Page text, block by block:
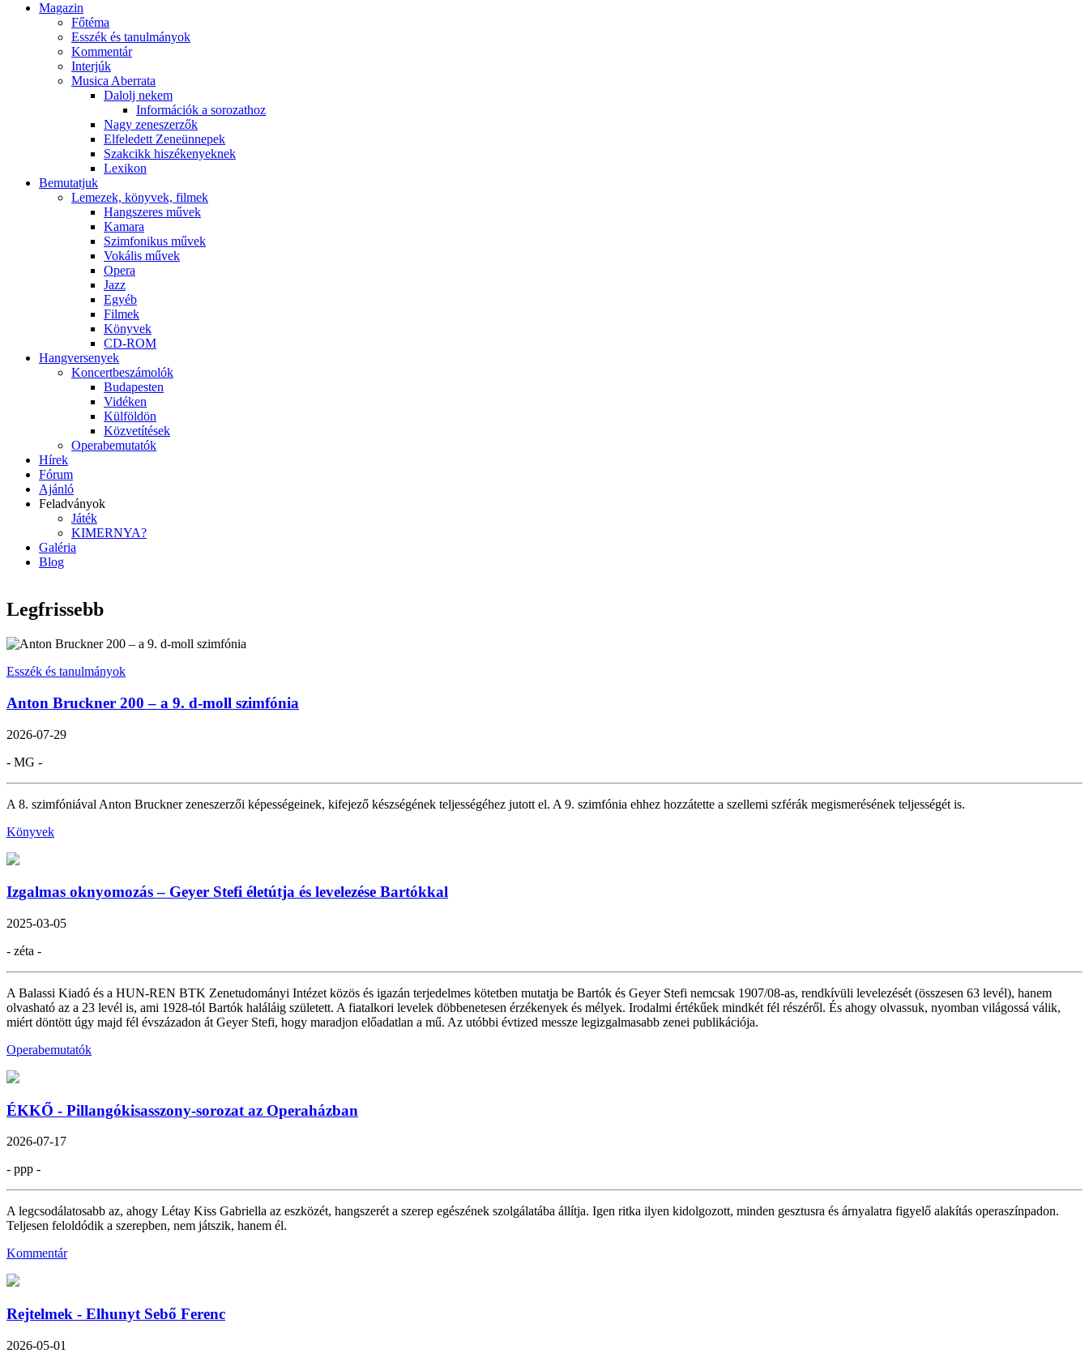
Magazin
Főtéma
Esszék és tanulmányok
Kommentár
Interjúk
Musica Aberrata
Dalolj nekem
Információk a sorozathoz
Nagy zeneszerzők
Elfeledett Zeneünnepek
Szakcikk hiszékenyeknek
Lexikon
Bemutatjuk
Lemezek, könyvek, filmek
Hangszeres művek
Kamara
Szimfonikus művek
Vokális művek
Opera
Jazz
Egyéb
Filmek
Könyvek
CD-ROM
Hangversenyek
Koncertbeszámolók
Budapesten
Vidéken
Külföldön
Közvetítések
Operabemutatók
Hírek
Fórum
Ajánló
Feladványok
Játék
KIMERNYA?
Galéria
Blog
Legfrissebb
Esszék és tanulmányok
Anton Bruckner 200 – a 9. d-moll szimfónia
2026-07-29
- MG -
A 8. szimfóniával Anton Bruckner zeneszerzői képességeinek, kifejező készségének teljességéhez jutott el. A 9. szimfónia ehhez hozzátette a szellemi szférák megismerésének teljességét is.
Könyvek
Izgalmas oknyomozás – Geyer Stefi életútja és levelezése Bartókkal
2025-03-05
- zéta -
A Balassi Kiadó és a HUN-REN BTK Zenetudományi Intézet közös és igazán terjedelmes kötetben mutatja be Bartók és Geyer Stefi nemcsak 1907/08-as, rendkívüli levelezését (összesen 63 levél), hanem
olvasható az a 23 levél is, ami 1928-tól Bartók haláláig született. A fiatalkori levelek döbbenetesen érzékenyek és mélyek. Irodalmi értékűek mindkét fél részéről. És ahogy olvassuk, nyomban világossá válik,
miért döntött úgy majd fél évszázadon át Geyer Stefi, hogy maradjon előadatlan a mű. Az utóbbi évtized messze legizgalmasabb zenei publikációja.
Operabemutatók
ÉKKŐ - Pillangókisasszony-sorozat az Operaházban
2026-07-17
- ppp -
A legcsodálatosabb az, ahogy Létay Kiss Gabriella az eszközét, hangszerét a szerep egészének szolgálatába állítja. Igen ritka ilyen kidolgozott, minden gesztusra és árnyalatra figyelő alakítás operaszínpadon.
Teljesen feloldódik a szerepben, nem játszik, hanem él.
Kommentár
Rejtelmek - Elhunyt Sebő Ferenc
2026-05-01